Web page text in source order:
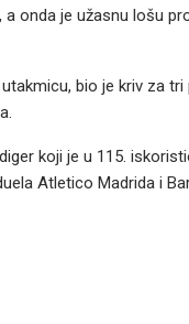
onda je užasnu lošu
bio je kriv za
koji je u 115.
Atletico Madrida i